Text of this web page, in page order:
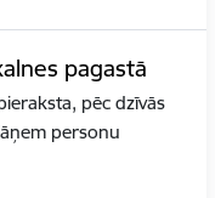
pagastā
pēc dzīvās
personu